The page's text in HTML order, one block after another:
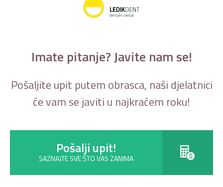
Imate pitanje? Javite nam se!
Pošaljite upit putem obrasca, naši djelatnici
će vam se javiti u najkraćem roku!
Pošalji upit!
SAZNAJTE SVE ŠTO VAS ZANIMA